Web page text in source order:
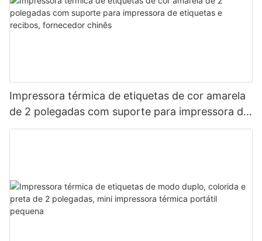
Impressora térmica de etiquetas de cor amarela
de 2 polegadas com suporte para impressora de
etiquetas e recibos, fornecedor chinês